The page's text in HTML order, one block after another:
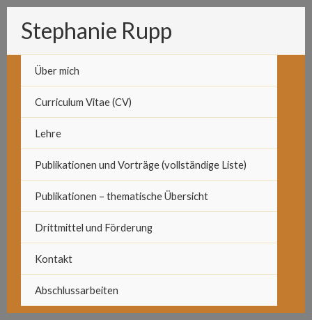
Zum
Inhalt
springenStephanie Rupp
Über mich
Curriculum Vitae (CV)
Lehre
Publikationen und Vorträge (vollständige Liste)
Publikationen – thematische Übersicht
Drittmittel und Förderung
Kontakt
Abschlussarbeiten